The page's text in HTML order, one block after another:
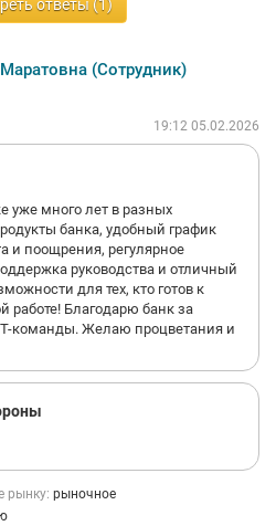
Т-банку, действительно ОН
ответы (1)
(Сотрудник)
19:12 05.02.2026
уже много лет в разных
банка, удобный график
и поощрения, регулярное
руководства и отличный
для тех, кто готов к
работе! Благодарю банк за
команды. Желаю процветания и
рынку: рыночное